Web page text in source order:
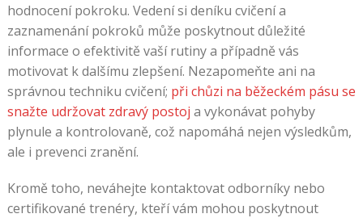
hodnocení pokroku. Vedení si deníku cvičení a
zaznamenání pokroků může poskytnout důležité
informace o efektivitě vaší rutiny a případně vás
motivovat k dalšímu zlepšení. Nezapomeňte ani na
správnou techniku cvičení; při chůzi na běžeckém pásu se
snažte udržovat zdravý postoj a vykonávat pohyby
plynule a kontrolovaně, což napomáhá nejen výsledkům,
ale i prevenci zranění.
Kromě toho, neváhejte kontaktovat odborníky nebo
certifikované trenéry, kteří vám mohou poskytnout